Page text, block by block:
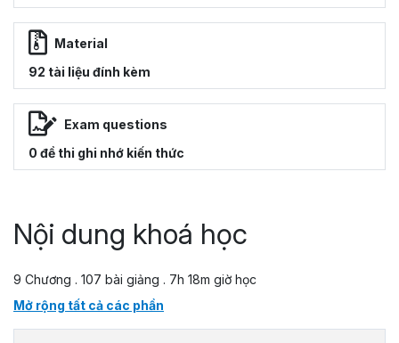
Material
92 tài liệu đính kèm
Exam questions
0 đề thi ghi nhớ kiến thức
Nội dung khoá học
9 Chương . 107 bài giảng . 7h 18m giờ học
Mở rộng tất cả các phần